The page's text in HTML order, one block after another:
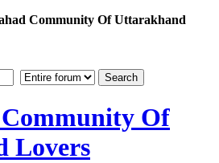
Community Of Uttarakhand
Of
Lovers